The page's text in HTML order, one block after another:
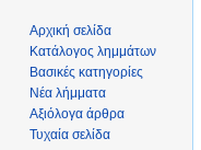
Αρχική σελίδα
Κατάλογος λημμάτων
Βασικές κατηγορίες
Νέα λήμματα
Αξιόλογα άρθρα
Τυχαία σελίδα